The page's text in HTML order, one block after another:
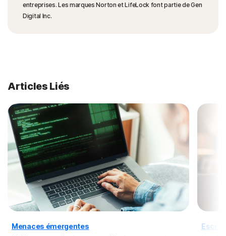
entreprises. Les marques Norton et LifeLock font partie de Gen
Digital Inc.
Articles Liés
Menaces émergentes